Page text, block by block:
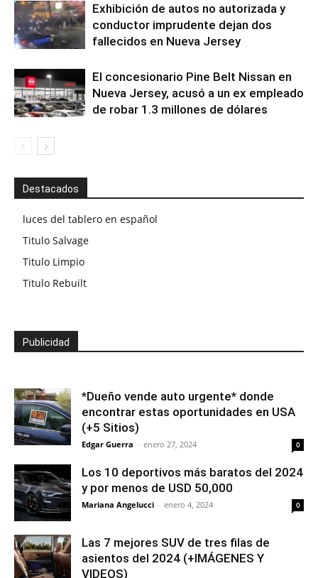
Exhibición de autos no autorizada y
conductor imprudente dejan dos
fallecidos en Nueva Jersey
El concesionario Pine Belt Nissan en
Nueva Jersey, acusó a un ex empleado
de robar 1.3 millones de dólares
Destacados
luces del tablero en español
Titulo Salvage
Titulo Limpio
Titulo Rebuilt
Publicidad
*Dueño vende auto urgente* donde
encontrar estas oportunidades en USA
(+5 Sitios)
Edgar Guerra - enero 27, 2024 0
Los 10 deportivos más baratos del 2024
y por menos de USD 50,000
Mariana Angelucci - enero 4, 2024 0
Las 7 mejores SUV de tres filas de
asientos del 2024 (+IMÁGENES Y
VIDEOS)